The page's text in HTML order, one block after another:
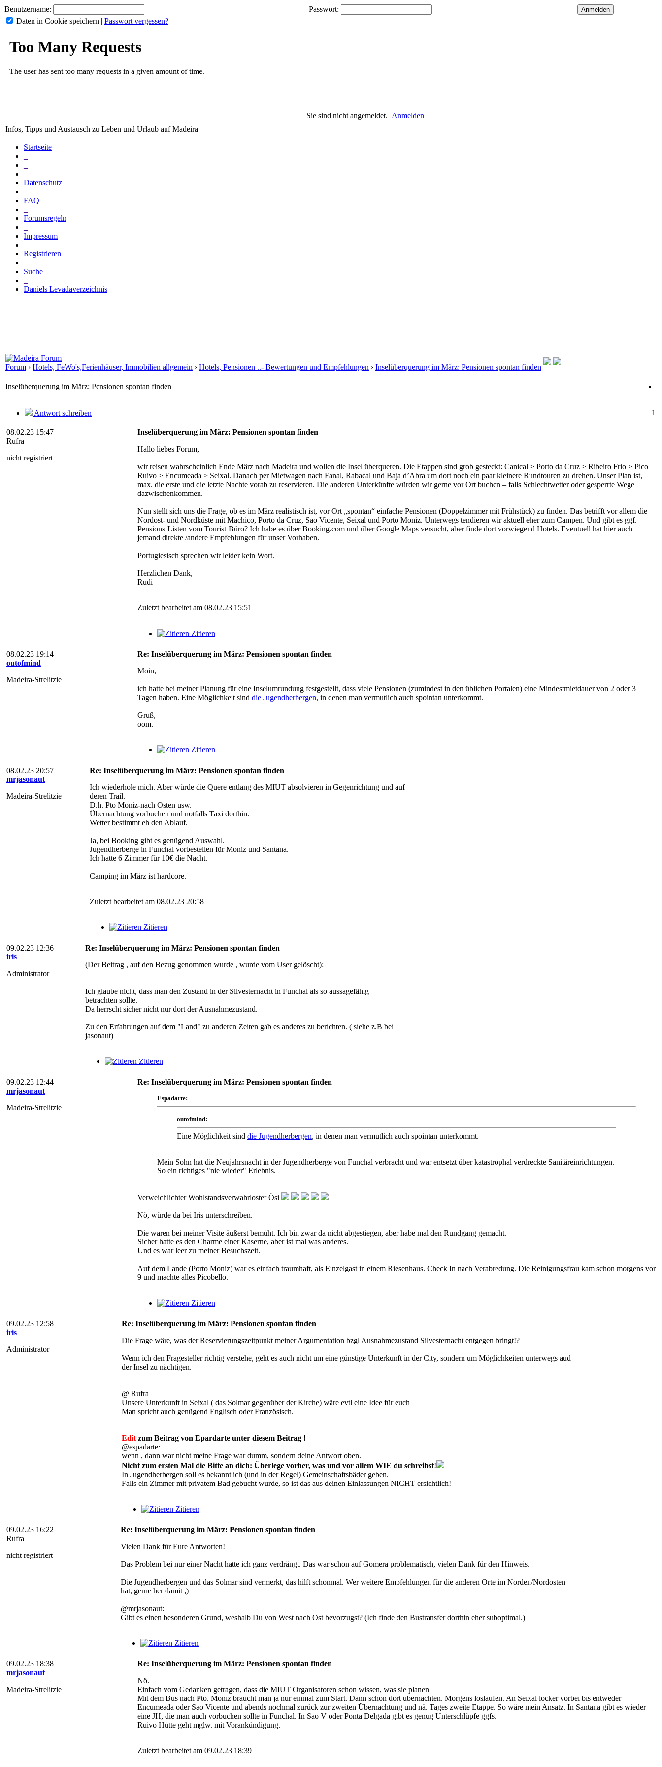
Benutzername:
Passwort:
Daten in Cookie speichern | Passwort vergessen?
Sie sind nicht angemeldet. Anmelden
Infos, Tipps und Austausch zu Leben und Urlaub auf Madeira
Startseite
Datenschutz
FAQ
Forumsregeln
Impressum
Registrieren
Suche
Daniels Levadaverzeichnis
Forum › Hotels, FeWo's,Ferienhäuser, Immobilien allgemein › Hotels, Pensionen ..- Bewertungen und Empfehlungen › Inselüberquerung im März: Pensionen spontan finden
Inselüberquerung im März: Pensionen spontan finden
Antwort schreiben 1
08.02.23 15:47
Rufra
nicht registriert
Inselüberquerung im März: Pensionen spontan finden
Hallo liebes Forum,
wir reisen wahrscheinlich Ende März nach Madeira und wollen die Insel überqueren. Die Etappen sind grob gesteckt: Canical > Porto da Cruz > Ribeiro Frio > Pico
Ruivo > Encumeada > Seixal. Danach per Mietwagen nach Fanal, Rabacal und Baja d’Abra um dort noch ein paar kleinere Rundtouren zu drehen. Unser Plan ist,
max. die erste und die letzte Nachte vorab zu reservieren. Die anderen Unterkünfte würden wir gerne vor Ort buchen – falls Schlechtwetter oder gesperrte Wege
dazwischenkommen.
Nun stellt sich uns die Frage, ob es im März realistisch ist, vor Ort „spontan“ einfache Pensionen (Doppelzimmer mit Frühstück) zu finden. Das betrifft vor allem die
Nordost- und Nordküste mit Machico, Porto da Cruz, Sao Vicente, Seixal und Porto Moniz. Unterwegs tendieren wir aktuell eher zum Campen. Und gibt es ggf.
Pensions-Listen vom Tourist-Büro? Ich habe es über Booking.com und über Google Maps versucht, aber finde dort vorwiegend Hotels. Eventuell hat hier auch
jemand direkte /andere Empfehlungen für unser Vorhaben.
Portugiesisch sprechen wir leider kein Wort.
Herzlichen Dank,
Rudi
Zuletzt bearbeitet am 08.02.23 15:51
Zitieren
08.02.23 19:14
outofmind
Madeira-Strelitzie
Re: Inselüberquerung im März: Pensionen spontan finden
Moin,
ich hatte bei meiner Planung für eine Inselumrundung festgestellt, dass viele Pensionen (zumindest in den üblichen Portalen) eine Mindestmietdauer von 2 oder 3
Tagen haben. Eine Möglichkeit sind die Jugendherbergen, in denen man vermutlich auch spointan unterkommt.
Gruß,
oom.
Zitieren
08.02.23 20:57
mrjasonaut
Madeira-Strelitzie
Re: Inselüberquerung im März: Pensionen spontan finden
Ich wiederhole mich. Aber würde die Quere entlang des MIUT absolvieren in Gegenrichtung und auf
deren Trail.
D.h. Pto Moniz-nach Osten usw.
Übernachtung vorbuchen und notfalls Taxi dorthin.
Wetter bestimmt eh den Ablauf.
Ja, bei Booking gibt es genügend Auswahl.
Jugendherberge in Funchal vorbestellen für Moniz und Santana.
Ich hatte 6 Zimmer für 10€ die Nacht.
Camping im März ist hardcore.
Zuletzt bearbeitet am 08.02.23 20:58
Zitieren
09.02.23 12:36
iris
Administrator
Re: Inselüberquerung im März: Pensionen spontan finden
(Der Beitrag , auf den Bezug genommen wurde , wurde vom User gelöscht):
Ich glaube nicht, dass man den Zustand in der Silvesternacht in Funchal als so aussagefähig
betrachten sollte.
Da herrscht sicher nicht nur dort der Ausnahmezustand.
Zu den Erfahrungen auf dem "Land" zu anderen Zeiten gab es anderes zu berichten. ( siehe z.B bei
jasonaut)
Zitieren
09.02.23 12:44
mrjasonaut
Madeira-Strelitzie
Re: Inselüberquerung im März: Pensionen spontan finden
Espadarte:
outofmind:
Eine Möglichkeit sind die Jugendherbergen, in denen man vermutlich auch spointan unterkommt.
Mein Sohn hat die Neujahrsnacht in der Jugendherberge von Funchal verbracht und war entsetzt über katastrophal verdreckte Sanitäreinrichtungen.
So ein richtiges "nie wieder" Erlebnis.
Verweichlichter Wohlstandsverwahrloster Ösi
Nö, würde da bei Iris unterschreiben.
Die waren bei meiner Visite äußerst bemüht. Ich bin zwar da nicht abgestiegen, aber habe mal den Rundgang gemacht.
Sicher hatte es den Charme einer Kaserne, aber ist mal was anderes.
Und es war leer zu meiner Besuchszeit.
Auf dem Lande (Porto Moniz) war es einfach traumhaft, als Einzelgast in einem Riesenhaus. Check In nach Verabredung. Die Reinigungsfrau kam schon morgens vor
9 und machte alles Picobello.
Zitieren
09.02.23 12:58
iris
Administrator
Re: Inselüberquerung im März: Pensionen spontan finden
Die Frage wäre, was der Reservierungszeitpunkt meiner Argumentation bzgl Ausnahmezustand Silvesternacht entgegen bringt!?
Wenn ich den Fragesteller richtig verstehe, geht es auch nicht um eine günstige Unterkunft in der City, sondern um Möglichkeiten unterwegs aud
der Insel zu nächtigen.
@ Rufra
Unsere Unterkunft in Seixal ( das Solmar gegenüber der Kirche) wäre evtl eine Idee für euch
Man spricht auch genügend Englisch oder Französisch.
Edit zum Beitrag von Epardarte unter diesem Beitrag !
@espadarte:
wenn , dann war nicht meine Frage war dumm, sondern deine Antwort oben.
Nicht zum ersten Mal die Bitte an dich: Überlege vorher, was und vor allem WIE du schreibst!
In Jugendherbergen soll es bekanntlich (und in der Regel) Gemeinschaftsbäder geben.
Falls ein Zimmer mit privatem Bad gebucht wurde, so ist das aus deinen Einlassungen NICHT ersichtlich!
Zitieren
09.02.23 16:22
Rufra
nicht registriert
Re: Inselüberquerung im März: Pensionen spontan finden
Vielen Dank für Eure Antworten!
Das Problem bei nur einer Nacht hatte ich ganz verdrängt. Das war schon auf Gomera problematisch, vielen Dank für den Hinweis.
Die Jugendherbergen und das Solmar sind vermerkt, das hilft schonmal. Wer weitere Empfehlungen für die anderen Orte im Norden/Nordosten
hat, gerne her damit ;)
@mrjasonaut:
Gibt es einen besonderen Grund, weshalb Du von West nach Ost bevorzugst? (Ich finde den Bustransfer dorthin eher suboptimal.)
Zitieren
09.02.23 18:38
mrjasonaut
Madeira-Strelitzie
Re: Inselüberquerung im März: Pensionen spontan finden
Nö.
Einfach vom Gedanken getragen, dass die MIUT Organisatoren schon wissen, was sie planen.
Mit dem Bus nach Pto. Moniz braucht man ja nur einmal zum Start. Dann schön dort übernachten. Morgens loslaufen. An Seixal locker vorbei bis entweder
Encumeada oder Sao Vicente und abends nochmal zurück zur zweiten Übernachtung und nä. Tages zweite Etappe. So wäre mein Ansatz. In Santana gibt es wieder
eine JH, die man auch vorbuchen sollte in Funchal. In Sao V oder Ponta Delgada gibt es genug Unterschlüpfe ggfs.
Ruivo Hütte geht mglw. mit Vorankündigung.
Zuletzt bearbeitet am 09.02.23 18:39